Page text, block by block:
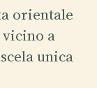
orientale
vicino a
unica